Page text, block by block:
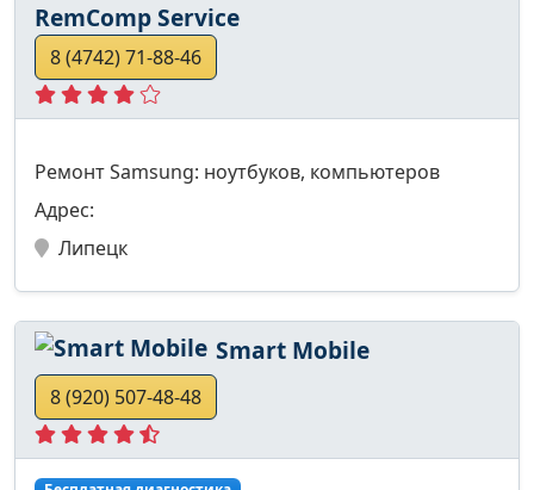
RemComp Service
8 (4742) 71-88-46
Ремонт Samsung: ноутбуков, компьютеров
Адрес:
Липецк
Smart Mobile
8 (920) 507-48-48